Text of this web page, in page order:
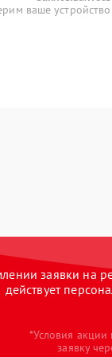
ваше
заявки на
действует
*Условия акции
заявку